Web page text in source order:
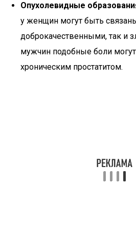
Опухолевидные
у женщин могут быть
доброкачественными, так и
мужчин подобные боли
хроническим простатитом.